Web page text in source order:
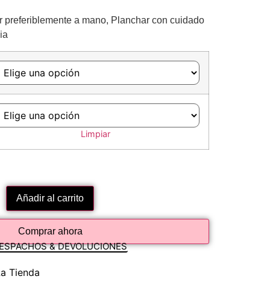
preferiblemente a mano, Planchar con cuidado
Limpiar
Añadir al carrito
Comprar ahora
& DEVOLUCIONES
Tienda